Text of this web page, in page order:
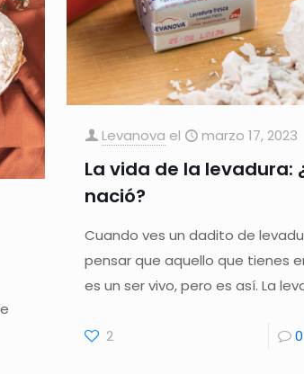
Levanova el marzo 17, 2023
La vida de la levadura:
nació?
Cuando ves un dadito de
pensar que aquello que tienes
es un ser vivo, pero es así. La
2 0